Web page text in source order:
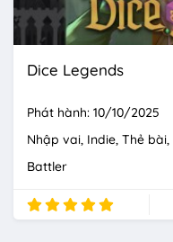
Dice Legends
Phát hành: 10/10/2025
Nhập vai Indie Thẻ bài
Battler